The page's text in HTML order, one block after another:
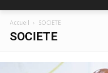
Accueil SOCIETE
SOCIETE